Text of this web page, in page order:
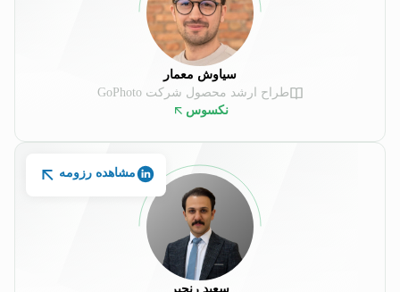
سیاوش معمار
طراح ارشد محصول شرکت GoPhoto
نکسوس
مشاهده رزومه
سعید رنجبر